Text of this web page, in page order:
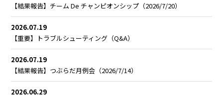
【結果報告】チーム De チャンピオンシップ（2026/7/20）
2026.07.19
【重要】トラブルシューティング（Q&A）
2026.07.19
【結果報告】つぶらだ月例会（2026/7/14）
2026.06.29